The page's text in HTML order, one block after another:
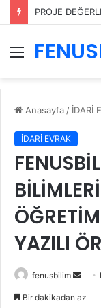
PROJE
Menü
Anasayfa / İDARİ
İDARİ EVRAK
YAZILI
fenusbilim
Bir
Bir dakikadan az